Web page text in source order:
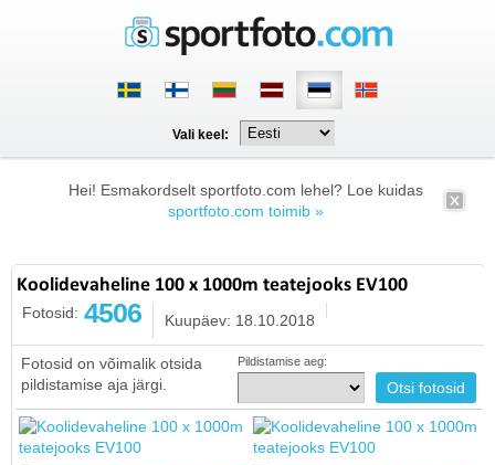
Vali keel:
Hei! Esmakordselt sportfoto.com lehel? Loe kuidas
sportfoto.com toimib »
Koolidevaheline 100 x 1000m teatejooks EV100
Fotosid: 4506 Kuupäev: 18.10.2018
Fotosid on võimalik otsida
pildistamise aja järgi.
Pildistamise aeg: